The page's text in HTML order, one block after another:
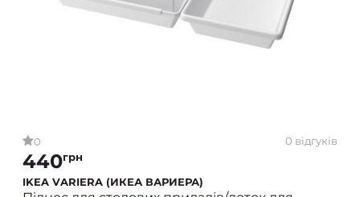
0 0 відгуків
440грн
IKEA VARIERA (ИКЕА ВАРИЕРА)